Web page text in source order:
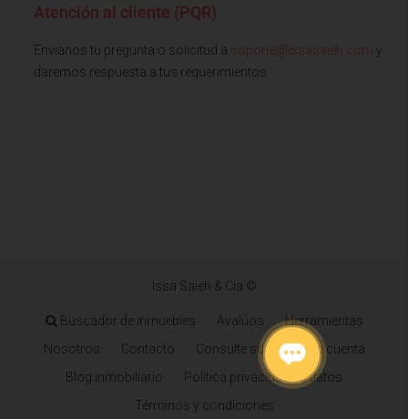
Atención al cliente (PQR)
Envianos tu pregunta o solicitud a soporte@issasaieh.com y
daremos respuesta a tus requerimientos
Issa Saieh & Cia ©
Buscador de inmuebles Avalúos
Herramientas
Nosotros
Contacto
Consulte su estado de cuenta
Blog inmobiliario
Política privacidad de datos
Términos y condiciones